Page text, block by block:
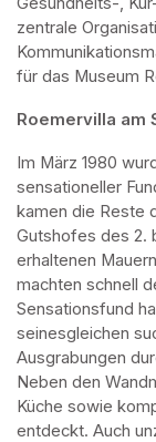
zentrale
für das Museum
Roemervilla am
Im März 1980
sensationeller
kamen die Reste
Gutshofes des 2.
erhaltenen
machten schnell
Sensationsfund
seinesgleichen
Ausgrabungen
Neben den
Küche sowie
entdeckt. Auch